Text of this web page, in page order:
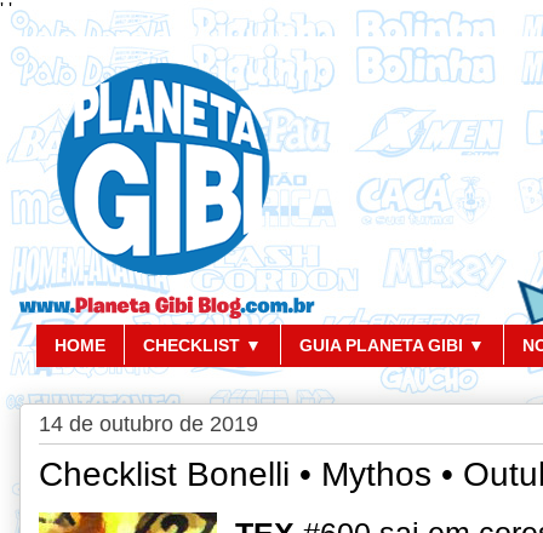
' '
HOME CHECKLIST ▼ GUIA PLANETA GIBI ▼
14 de outubro de 2019
Checklist Bonelli • Mythos •